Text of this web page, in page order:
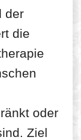
der
die
oder
Ziel